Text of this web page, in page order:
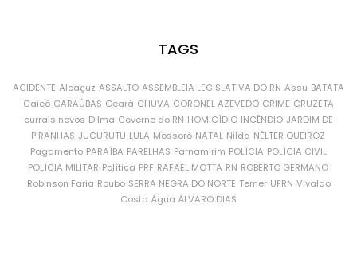
TAGS
ACIDENTE Alcaçuz ASSALTO ASSEMBLEIA LEGISLATIVA DO RN Assu BATATA
Caicó CARAÚBAS Ceará CHUVA CORONEL AZEVEDO CRIME CRUZETA
currais novos Dilma Governo do RN HOMICÍDIO INCÊNDIO JARDIM DE
PIRANHAS JUCURUTU LULA Mossoró NATAL Nilda NÉLTER QUEIROZ
Pagamento PARAÍBA PARELHAS Parnamirim POLÍCIA POLÍCIA CIVIL
POLÍCIA MILITAR Política PRF RAFAEL MOTTA RN ROBERTO GERMANO
Robinson Faria Roubo SERRA NEGRA DO NORTE Temer UFRN Vivaldo
Costa Água ÁLVARO DIAS